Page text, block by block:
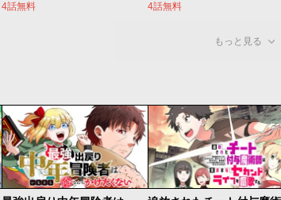
4話無料
4話無料
もっと見る